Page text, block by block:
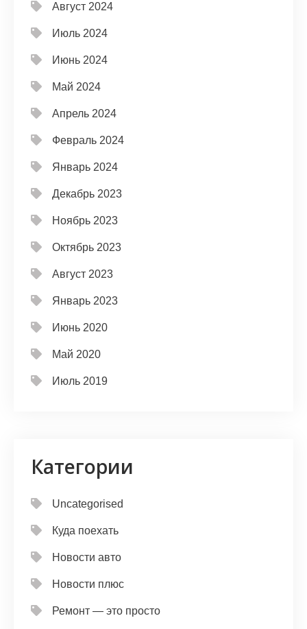
Август 2024
Июль 2024
Июнь 2024
Май 2024
Апрель 2024
Февраль 2024
Январь 2024
Декабрь 2023
Ноябрь 2023
Октябрь 2023
Август 2023
Январь 2023
Июнь 2020
Май 2020
Июль 2019
Категории
Uncategorised
Куда поехать
Новости авто
Новости плюс
Ремонт — это просто